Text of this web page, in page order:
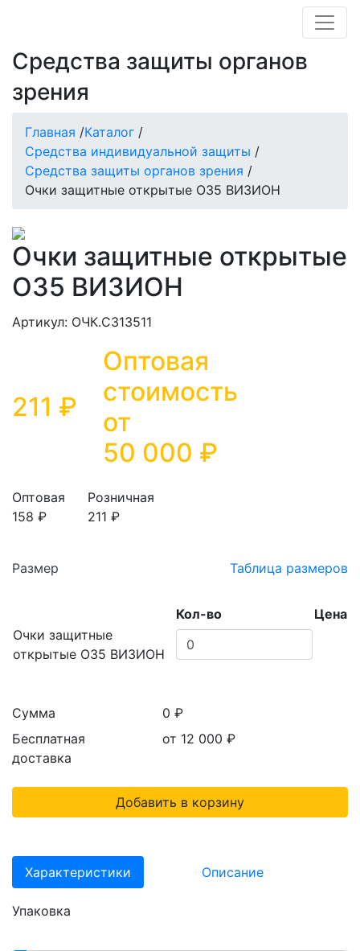
Средства защиты органов
зрения
Главная /Каталог /
Средства индивидуальной защиты /
Средства защиты органов зрения /
Очки защитные открытые О35 ВИЗИОН
Очки защитные открытые
О35 ВИЗИОН
Артикул: ОЧК.СЗ13511
211 ₽
Оптовая
стоимость
от
50 000 ₽
Оптовая
158 ₽
Розничная
211 ₽
Размер Таблица размеров
Кол-во
Цена
Очки защитные
открытые О35 ВИЗИОН
Сумма
Бесплатная
доставка
0 ₽
от 12 000 ₽
Добавить в корзину
Характеристики Описание
Упаковка